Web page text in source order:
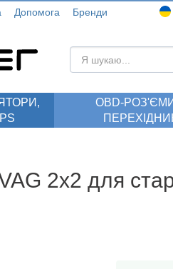
Допомога Бренди
ОBD-
2x2 для